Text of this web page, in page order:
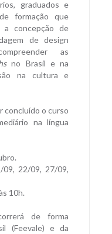
graduados e
formação que
a concepção de
de design
as
no Brasil e na
na cultura e
concluído o curso
na língua
22/09, 27/09,
10h.
de forma
(Feevale) e da